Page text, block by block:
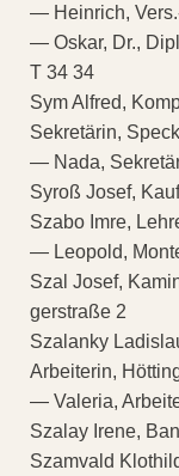
— Heinrich,
— Oskar, Dr.,
T 34 34
Sym Alfred,
Sekretärin,
— Nada,
Syroß Josef,
Szabo Imre,
— Leopold,
Szal Josef,
gerstraße 2
Szalanky
Arbeiterin,
— Valeria,
Szalay Irene,
Szamvald